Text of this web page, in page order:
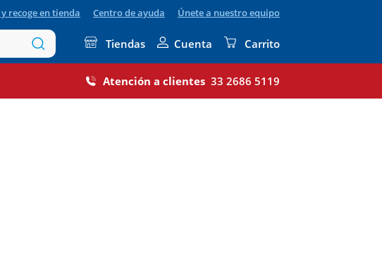
recoge en tienda Centro de ayuda Únete a nuestro equipo
Tiendas Cuenta Carrito
Atención a clientes 33 2686 5119